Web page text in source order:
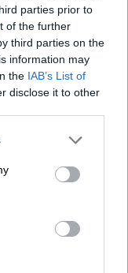
parties prior to
of the further
third parties on the
information may
the IAB’s List of
disclose it to other
or more Google
You may click to
party tags to
in below Google
στο
τρία τέταρτα
, όπως και
ελληνικό
Διότι ο